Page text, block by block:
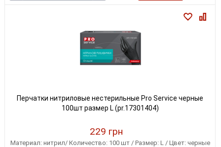
Перчатки нитриловые нестерильные Pro Service черные
100шт размер L (pr.17301404)
229 грн
Материал: нитрил/ Количество: 100 шт / Размер: L / Цвет: черные